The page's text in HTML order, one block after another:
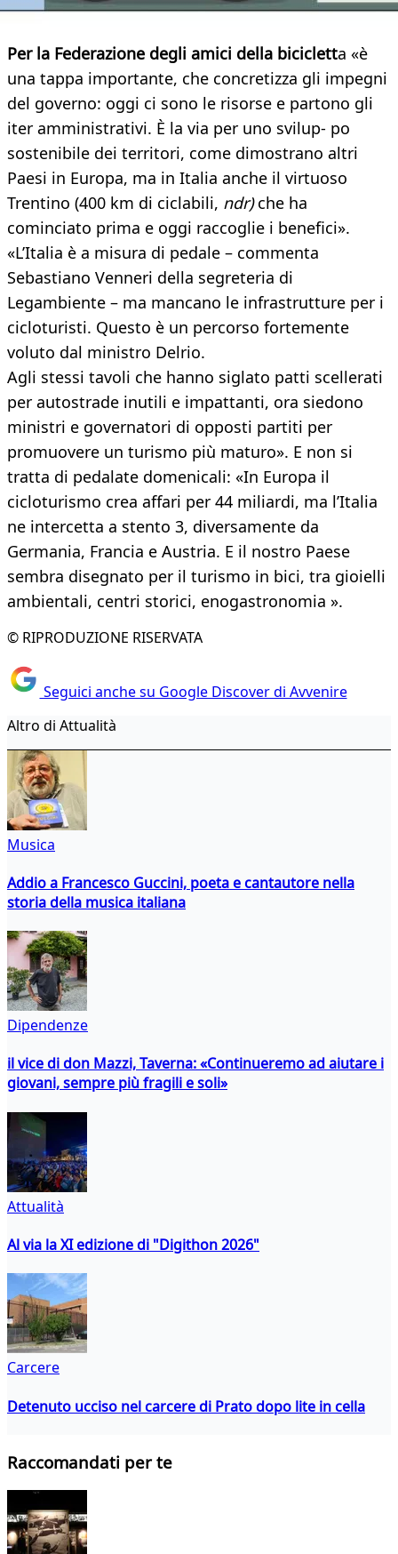
Per la Federazione degli amici della bicicletta «è
una tappa importante, che concretizza gli impegni
del governo: oggi ci sono le risorse e partono gli
iter amministrativi. È la via per uno svilup- po
sostenibile dei territori, come dimostrano altri
Paesi in Europa, ma in Italia anche il virtuoso
Trentino (400 km di ciclabili, ndr)che ha
cominciato prima e oggi raccoglie i benefici».
«L’Italia è a misura di pedale – commenta
Sebastiano Venneri della segreteria di
Legambiente – ma mancano le infrastrutture per i
cicloturisti. Questo è un percorso fortemente
voluto dal ministro Delrio.
Agli stessi tavoli che hanno siglato patti scellerati
per autostrade inutili e impattanti, ora siedono
ministri e governatori di opposti partiti per
promuovere un turismo più maturo». E non si
tratta di pedalate domenicali: «In Europa il
cicloturismo crea affari per 44 miliardi, ma l’Italia
ne intercetta a stento 3, diversamente da
Germania, Francia e Austria. E il nostro Paese
sembra disegnato per il turismo in bici, tra gioielli
ambientali, centri storici, enogastronomia ».
© RIPRODUZIONE RISERVATA
Seguici anche su Google Discover di Avvenire
Altro di Attualità
Musica
Addio a Francesco Guccini, poeta e cantautore nella
storia della musica italiana
Dipendenze
il vice di don Mazzi, Taverna: «Continueremo ad aiutare i
giovani, sempre più fragili e soli»
Attualità
Al via la XI edizione di "Digithon 2026"
Carcere
Detenuto ucciso nel carcere di Prato dopo lite in cella
Raccomandati per te